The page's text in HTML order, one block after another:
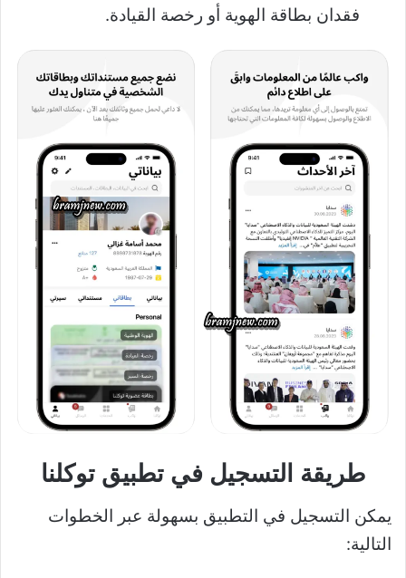
فقدان بطاقة الهوية أو رخصة القيادة.
طريقة التسجيل في تطبيق توكلنا
يمكن التسجيل في التطبيق بسهولة عبر الخطوات
التالية: